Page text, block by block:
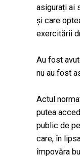
asigurați ai
şi care
exercitării
Au fost
nu au fost
Actul
putea
public de
care, în
împovăra